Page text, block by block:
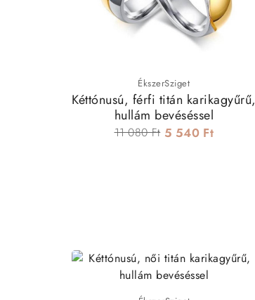
ÉkszerSziget
Kéttónusú, férfi titán karikagyűrű,
hullám bevéséssel
11 080 Ft 5 540 Ft